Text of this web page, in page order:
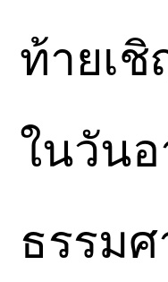
ท้ายเชิ
ในวัน
ธรรม